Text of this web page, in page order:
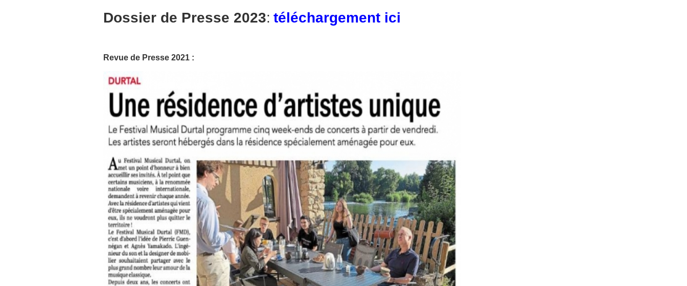
Dossier de Presse 2023: téléchargement ici
Revue de Presse 2021 :